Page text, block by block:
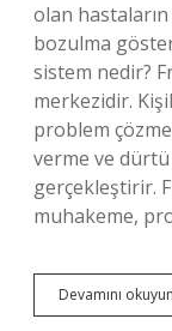
olan
bozulma
sistem nedir?
merkezidir.
problem
verme ve
gerçekleştirir.
muhakeme,
Devamını okuyun